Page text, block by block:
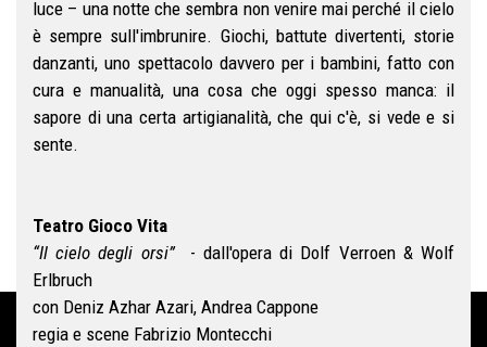
luce – una notte che sembra non venire mai perché il cielo
è sempre sull'imbrunire. Giochi, battute divertenti, storie
danzanti, uno spettacolo davvero per i bambini, fatto con
cura e manualità, una cosa che oggi spesso manca: il
sapore di una certa artigianalità, che qui c'è, si vede e si
sente.
Teatro Gioco Vita
“Il cielo degli orsi”- dall'opera di Dolf Verroen & Wolf
Erlbruch
con Deniz Azhar Azari, Andrea Cappone
regia e scene Fabrizio Montecchi